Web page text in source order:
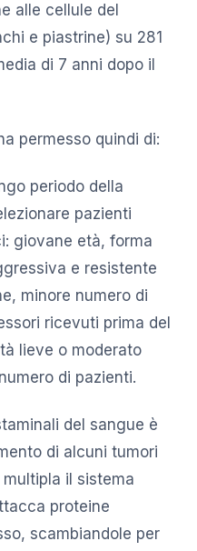
alle cellule del
e piastrine) su 281
di 7 anni dopo il
permesso quindi di:
periodo della
pazienti
giovane età, forma
e resistente
minore numero di
ricevuti prima del
lieve o moderato
di pazienti.
del sangue è
di alcuni tumori
il sistema
proteine
scambiandole per